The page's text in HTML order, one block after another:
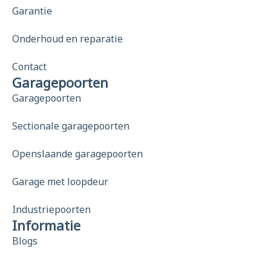
Garantie
Onderhoud en reparatie
Contact
Garagepoorten
Garagepoorten
Sectionale garagepoorten
Openslaande garagepoorten
Garage met loopdeur
Industriepoorten
Informatie
Blogs